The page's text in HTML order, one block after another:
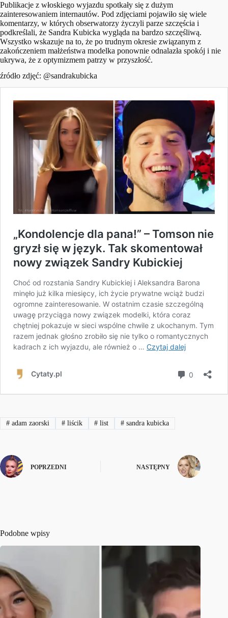
Publikacje z włoskiego wyjazdu spotkały się z dużym
zainteresowaniem internautów. Pod zdjęciami pojawiło się wiele
komentarzy, w których obserwatorzy życzyli parze szczęścia i
podkreślali, że Sandra Kubicka wygląda na bardzo szczęśliwą.
Wszystko wskazuje na to, że po trudnym okresie związanym z
zakończeniem małżeństwa modelka ponownie odnalazła spokój i nie
ukrywa, że z optymizmem patrzy w przyszłość.
źródło zdjęć: @sandrakubicka
#adam zaorski #liścik # list # sandra kubicka
POPRZEDNI NASTĘPNY
Podobne wpisy